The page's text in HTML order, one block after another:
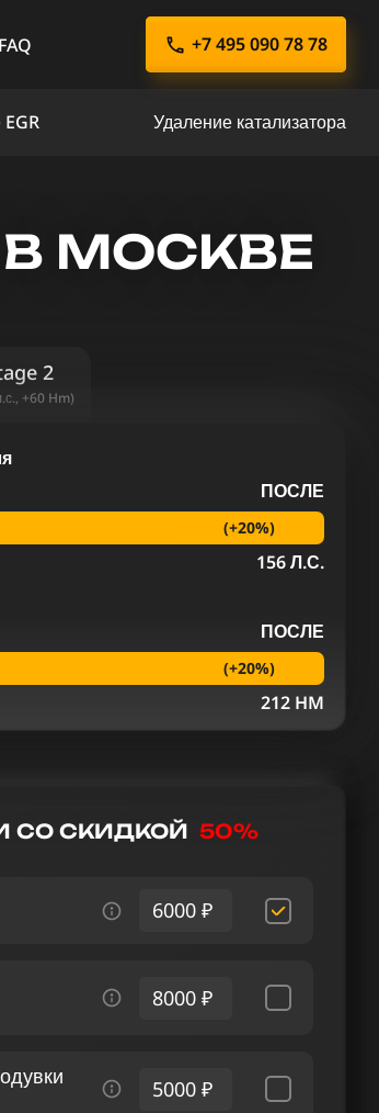
FAQ +7 495 090 78 78
Удаление катализатора
В МОСКВЕ
2
+60 Hm)
ПОСЛЕ
(+20%)
156 Л.С.
ПОСЛЕ
(+20%)
212 HM
СО СКИДКОЙ 50%
6000 ₽
8000 ₽
5000 ₽